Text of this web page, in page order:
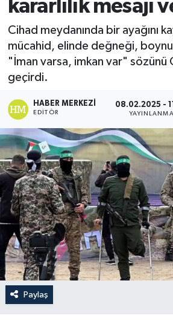
kararlılık mesajı
Cihad meydanında bir ayağını
mücahid, elinde değneği,
"İman varsa, imkan var" sözünü
geçirdi.
HABER MERKEZI
EDITÖR
08.02.2025 -
YAYINLANMA
Paylaş
Kültür & Sanat
Magazin
Politika
Sağlık
Spor
Teknoloji
Yaşam
Son Dakika Haberleri
Haber Arşivi